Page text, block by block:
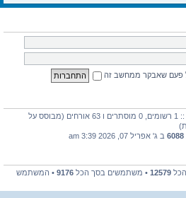
פעם שאבקר ממחשב זה
משתמשים מחוברים :: 1 רשומים, 0 מוסתרים ו 63 אורחים (מבוסס על
6088 ב ג' אפריל 07, 2026 3:39 am
12579 • משתמשים בסך הכל 9176 • המשתמש